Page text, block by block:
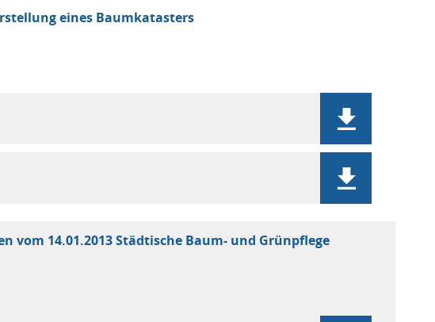
eines Baumkatasters
vom 14.01.2013 Städtische Baum- und Grünpflege